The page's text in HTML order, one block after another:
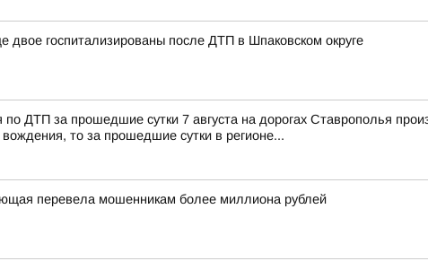
двое госпитализированы после ДТП в Шпаковском округе
ДТП за прошедшие сутки 7 августа на дорогах Ставрополья
вождения, то за прошедшие сутки в регионе...
перевела мошенникам более миллиона рублей